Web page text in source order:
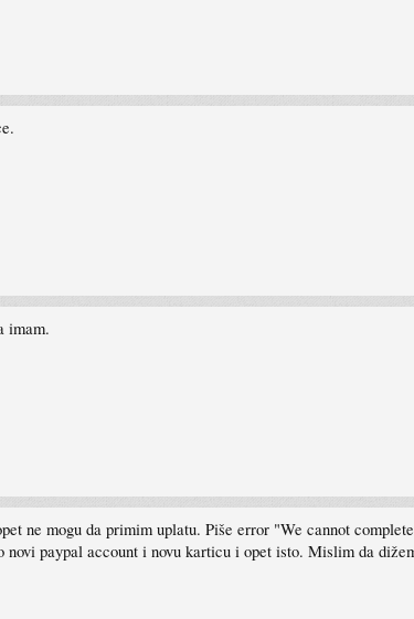
imam.
ne mogu da primim uplatu. Piše error "We cannot
novi paypal account i novu karticu i opet isto. Mislim da